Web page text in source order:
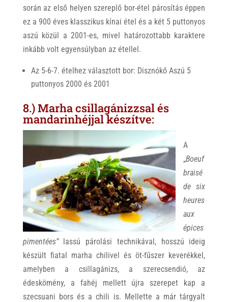
során az első helyen szereplő bor-étel párosítás éppen
ez a 900 éves klasszikus kínai étel és a két 5 puttonyos
aszú közül a 2001-es, mivel határozottabb karaktere
inkább volt egyensúlyban az étellel.
Az 5-6-7. ételhez választott bor: Disznókő Aszú 5
puttonyos 2000 és 2001
8.) Marha csillagánizzsal és
mandarinhéjjal készítve:
A
„Boeuf
braisé
de six
heures
aux
épices
pimentées”lassú párolási technikával, hosszú ideig
készült fiatal marha chilivel és öt-fűszer keverékkel,
amelyben a csillagánizs, a szerecsendió, az
édeskömény, a fahéj mellett újra szerepet kap a
szecsuani bors és a chili is. Mellette a már tárgyalt